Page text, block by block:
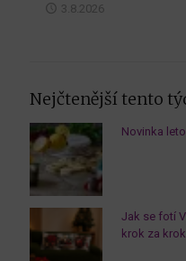
3.8.2026
Nejčtenější tento
Novinka
Jak se fotí
krok za